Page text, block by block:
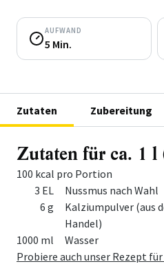
AUFWAND
5 Min.
Zutaten Zubereitung
Zutaten für ca. 1 l
100 kcal pro Portion
MengeZutat
3 EL
Nussmus nach Wahl
6 g
Kalziumpulver (aus
Handel)
1000 ml
Wasser
Probiere auch unser Rezept